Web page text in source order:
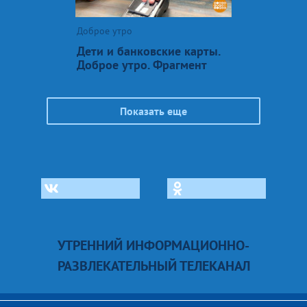
Доброе утро
Дети и банковские карты.
Доброе утро. Фрагмент
Показать еще
УТРЕННИЙ ИНФОРМАЦИОННО-
РАЗВЛЕКАТЕЛЬНЫЙ ТЕЛЕКАНАЛ